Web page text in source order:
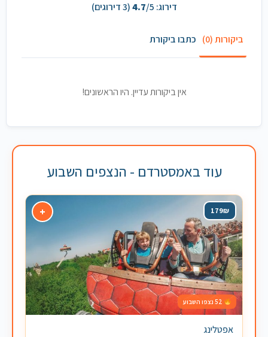
דירוג: 4.7/5 (
3דירוגים)
ביקורות (0) כתבו ביקורת
אין ביקורות עדיין. היו הראשונים!
עוד באמסטרדם - הנצפים השבוע
+ 179₪
אפטלינג